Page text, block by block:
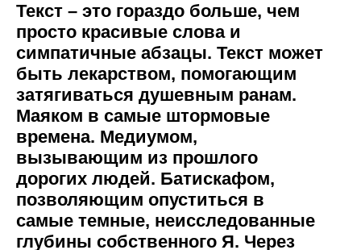
Текст – это гораздо больше, чем
просто красивые слова и
симпатичные абзацы. Текст может
быть лекарством, помогающим
затягиваться душевным ранам.
Маяком в самые штормовые
времена. Медиумом,
вызывающим из прошлого
дорогих людей. Батискафом,
позволяющим опуститься в
самые темные, неисследованные
глубины собственного Я. Через